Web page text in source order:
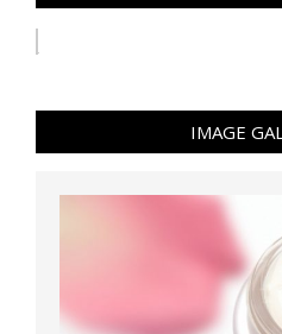
IMAGE